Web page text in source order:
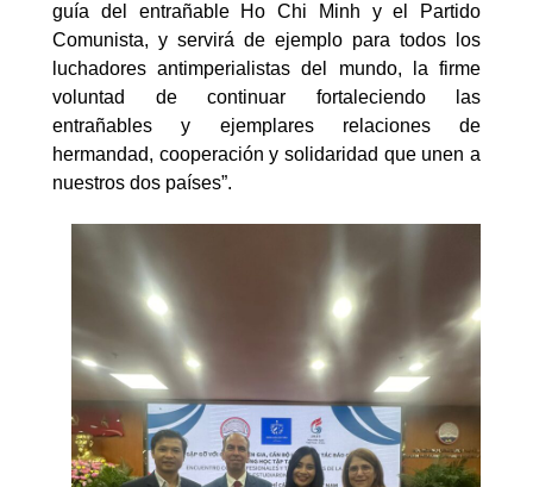
guía del entrañable Ho Chi Minh y el Partido
Comunista, y servirá de ejemplo para todos los
luchadores antimperialistas del mundo, la firme
voluntad de continuar fortaleciendo las
entrañables y ejemplares relaciones de
hermandad, cooperación y solidaridad que unen a
nuestros dos países”.